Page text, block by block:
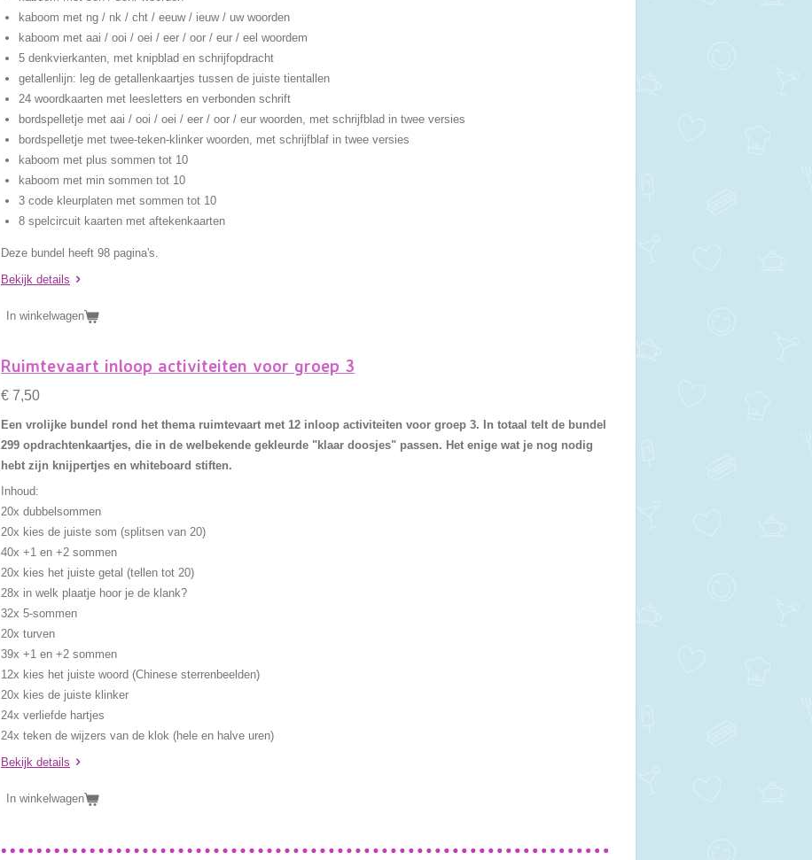
kaboom met ng / nk / cht / eeuw / ieuw / uw woorden
kaboom met aai / ooi / oei / eer / oor / eur / eel woordem
5 denkvierkanten, met knipblad en schrijfopdracht
getallenlijn: leg de getallenkaartjes tussen de juiste tientallen
24 woordkaarten met leesletters en verbonden schrift
bordspelletje met aai / ooi / oei / eer / oor / eur woorden, met schrijfblad in twee versies
bordspelletje met twee-teken-klinker woorden, met schrijfblaf in twee versies
kaboom met plus sommen tot 10
kaboom met min sommen tot 10
3 code kleurplaten met sommen tot 10
8 spelcircuit kaarten met aftekenkaarten
Deze bundel heeft 98 pagina's.
Bekijk details
In winkelwagen
Ruimtevaart inloop activiteiten voor groep 3
€ 7,50
Een vrolijke bundel rond het thema ruimtevaart met 12 inloop activiteiten voor groep 3. In totaal telt de bundel
299 opdrachtenkaartjes, die in de welbekende gekleurde "klaar doosjes" passen. Het enige wat je nog nodig
hebt zijn knijpertjes en whiteboard stiften.
Inhoud:
20x dubbelsommen
20x kies de juiste som (splitsen van 20)
40x +1 en +2 sommen
20x kies het juiste getal (tellen tot 20)
28x in welk plaatje hoor je de klank?
32x 5-sommen
20x turven
39x +1 en +2 sommen
12x kies het juiste woord (Chinese sterrenbeelden)
20x kies de juiste klinker
24x verliefde hartjes
24x teken de wijzers van de klok (hele en halve uren)
Bekijk details
In winkelwagen